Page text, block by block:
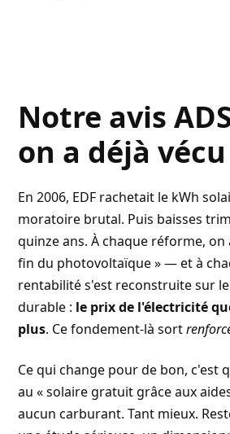
Notre avis
on a déjà
En 2006, EDF rachetait le kWh
moratoire brutal. Puis baisses
quinze ans. À chaque réforme, on
fin du photovoltaïque » — et à
rentabilité s'est reconstruite sur
durable : le prix de l'électricité
plus. Ce fondement-là sort
Ce qui change pour de bon, c'est
au « solaire gratuit grâce aux
aucun carburant. Tant mieux.